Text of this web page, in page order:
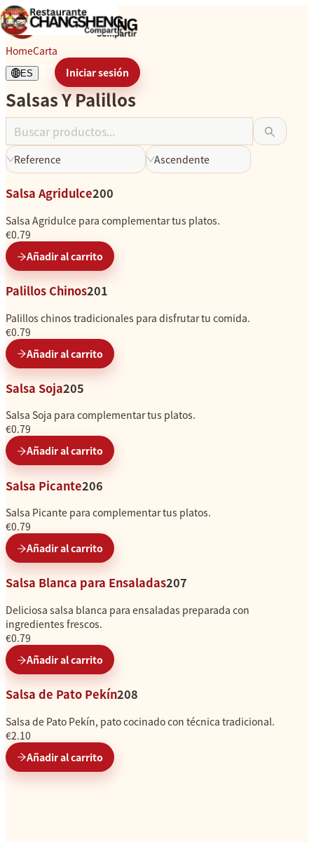
Salsas Y Palillos
HomeCarta
ES Iniciar sesión
C
g
a
n
d
o
.
.
.
Salsas Y Palillos
Reference Ascendente
Salsa Agridulce200
Salsa Agridulce para complementar tus platos.
€0.79
Añadir al carrito
Palillos Chinos201
Palillos chinos tradicionales para disfrutar tu comida.
€0.79
Añadir al carrito
Salsa Soja205
Salsa Soja para complementar tus platos.
€0.79
Añadir al carrito
Salsa Picante206
Salsa Picante para complementar tus platos.
€0.79
Añadir al carrito
Salsa Blanca para Ensaladas207
Deliciosa salsa blanca para ensaladas preparada con
ingredientes frescos.
€0.79
Añadir al carrito
Salsa de Pato Pekín208
Salsa de Pato Pekín, pato cocinado con técnica tradicional.
€2.10
Añadir al carrito